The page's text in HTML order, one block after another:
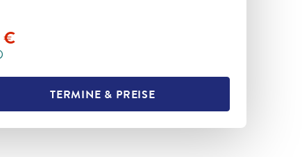
€
TERMINE & PREISE